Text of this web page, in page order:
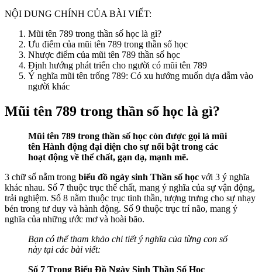
NỘI DUNG CHÍNH CỦA BÀI VIẾT:
Mũi tên 789 trong thần số học là gì?
Ưu điểm của mũi tên 789 trong thần số học
Nhược điểm của mũi tên 789 thần số học
Định hướng phát triển cho người có mũi tên 789
Ý nghĩa mũi tên trống 789: Có xu hướng muốn dựa dẫm vào
người khác
Mũi tên 789 trong thần số học là gì?
Mũi tên 789 trong thần số học còn được gọi là mũi
tên Hành động đại diện cho sự nổi bật trong các
hoạt động về thể chất, gạn dạ, mạnh mẽ.
3 chữ số nằm trong biểu đồ ngày sinh Thần số học với 3 ý nghĩa
khác nhau. Số 7 thuộc trục thể chất, mang ý nghĩa của sự vận động,
trải nghiệm. Số 8 nằm thuộc trục tinh thần, tượng trưng cho sự nhạy
bén trong tư duy và hành động. Số 9 thuộc trục trí não, mang ý
nghĩa của những ước mơ và hoài bão.
Bạn có thể tham khảo chi tiết ý nghĩa của từng con số
này tại các bài viết:
Số 7 Trong Biểu Đồ Ngày Sinh Thần Số Học